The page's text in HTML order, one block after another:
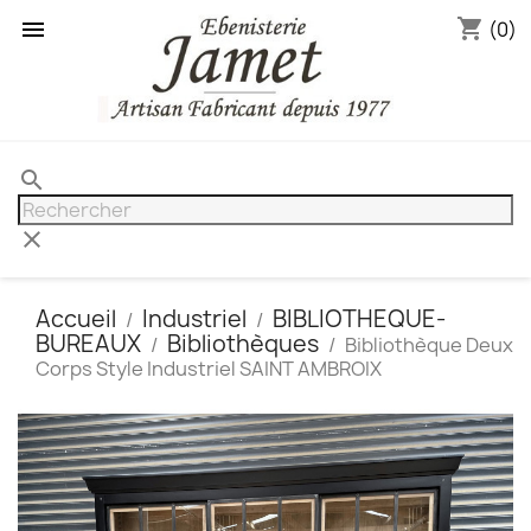
 shopping_cart (0)
search
clear
Accueil Industriel
BIBLIOTHEQUE-
BUREAUX
Bibliothèques
Bibliothèque Deux
Corps Style Industriel SAINT AMBROIX